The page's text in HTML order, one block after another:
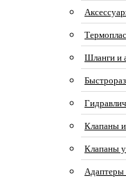
Шланги и
Клапаны
Клапаны
Адаптеры